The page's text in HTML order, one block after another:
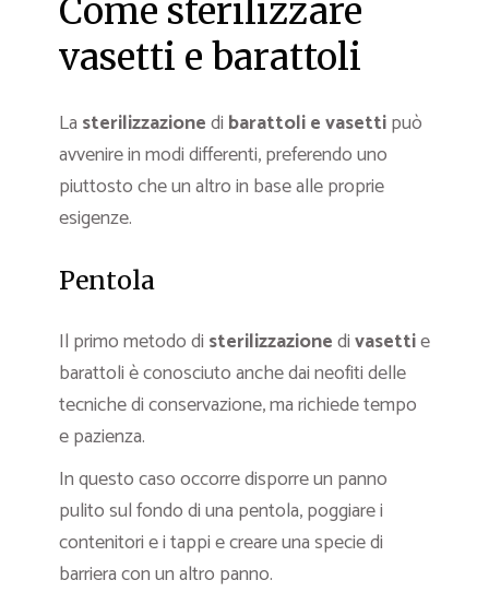
Come sterilizzare
vasetti e barattoli
La sterilizzazionedi barattoli e vasettipuò
avvenire in modi differenti, preferendo uno
piuttosto che un altro in base alle proprie
esigenze.
Pentola
Il primo metodo di sterilizzazionedivasettie
barattoli è conosciuto anche dai neofiti delle
tecniche di conservazione, ma richiede tempo
e pazienza.
In questo caso occorre disporre un panno
pulito sul fondo di una pentola, poggiare i
contenitori e i tappi e creare una specie di
barriera con un altro panno.